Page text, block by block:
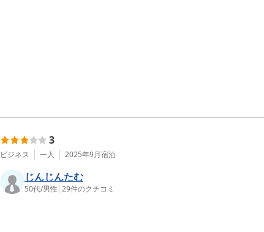
3
ビジネス 一人 2025年9月宿泊
じんじんたむ
50代/男性 |29件のクチコミ